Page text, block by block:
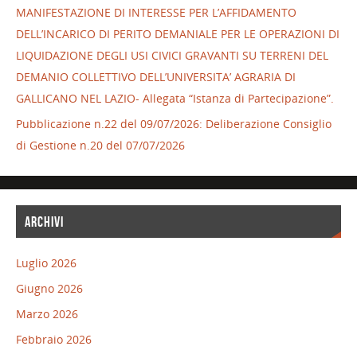
MANIFESTAZIONE DI INTERESSE PER L’AFFIDAMENTO
DELL’INCARICO DI PERITO DEMANIALE PER LE OPERAZIONI DI
LIQUIDAZIONE DEGLI USI CIVICI GRAVANTI SU TERRENI DEL
DEMANIO COLLETTIVO DELL’UNIVERSITA’ AGRARIA DI
GALLICANO NEL LAZIO- Allegata “Istanza di Partecipazione”.
Pubblicazione n.22 del 09/07/2026: Deliberazione Consiglio
di Gestione n.20 del 07/07/2026
ARCHIVI
Luglio 2026
Giugno 2026
Marzo 2026
Febbraio 2026